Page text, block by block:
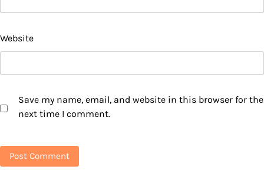
Website
Save my name, email, and website in this browser for the
next time I comment.